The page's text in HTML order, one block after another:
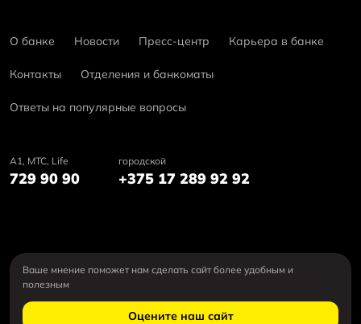
О банке Новости Пресс-центр Карьера в банке
Контакты Отделения и банкоматы
Ответы на популярные вопросы
А1, MTC, Life
729 90 90
городской
+375 17 289 92 92
Ваше мнение поможет нам сделать сайт более удобным и
полезным
Оцените наш сайт